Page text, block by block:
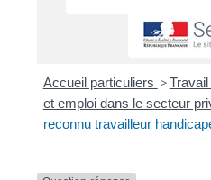
Accueil particuliers >
et emploi dans le secteur
reconnu travailleur